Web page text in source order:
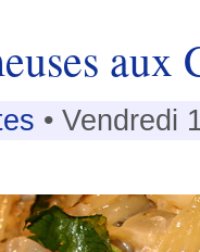
aux
• Vendredi